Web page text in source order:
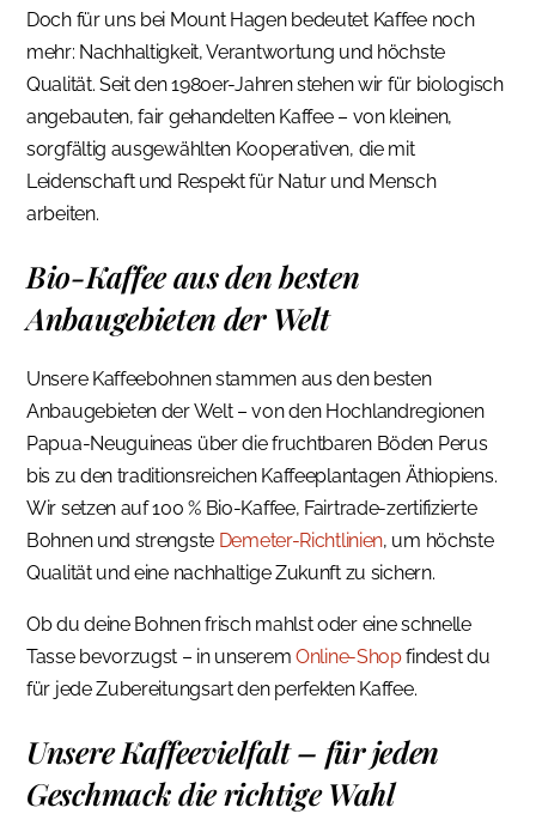
Doch für uns bei Mount Hagen bedeutet Kaffee noch
mehr: Nachhaltigkeit, Verantwortung und höchste
Qualität. Seit den 1980er-Jahren stehen wir für biologisch
angebauten, fair gehandelten Kaffee – von kleinen,
sorgfältig ausgewählten Kooperativen, die mit
Leidenschaft und Respekt für Natur und Mensch
arbeiten.
Bio-Kaffee aus den besten
Anbaugebieten der Welt
Unsere Kaffeebohnen stammen aus den besten
Anbaugebieten der Welt – von den Hochlandregionen
Papua-Neuguineas über die fruchtbaren Böden Perus
bis zu den traditionsreichen Kaffeeplantagen Äthiopiens.
Wir setzen auf 100 % Bio-Kaffee, Fairtrade-zertifizierte
Bohnen und strengste Demeter-Richtlinien, um höchste
Qualität und eine nachhaltige Zukunft zu sichern.
Ob du deine Bohnen frisch mahlst oder eine schnelle
Tasse bevorzugst – in unserem Online-Shopfindest du
für jede Zubereitungsart den perfekten Kaffee.
Unsere Kaffeevielfalt – für jeden
Geschmack die richtige Wahl